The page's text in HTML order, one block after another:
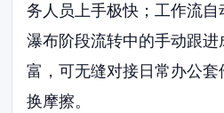
务人员上手极快；工作流
瀑布阶段流转中的手动跟
富，可无缝对接日常办公
换摩擦。